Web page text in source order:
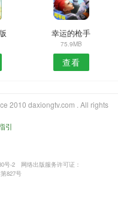
幸运的枪手
75.9MB
查看
2010 daxiongtv.com . All rights
引
号-2
网络出版服务许可证：
827号